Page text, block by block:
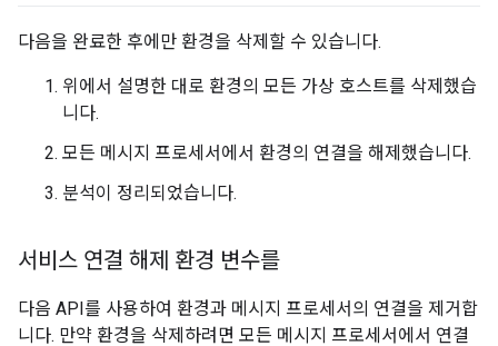
다음을 완료한 후에만 환경을 삭제할 수 있습니다.
위에서 설명한 대로 환경의 모든 가상 호스트를 삭제했습
니다.
모든 메시지 프로세서에서 환경의 연결을 해제했습니다.
분석이 정리되었습니다.
서비스 연결 해제 환경 변수를
다음 API를 사용하여 환경과 메시지 프로세서의 연결을 제거합
니다. 만약 환경을 삭제하려면 모든 메시지 프로세서에서 연결